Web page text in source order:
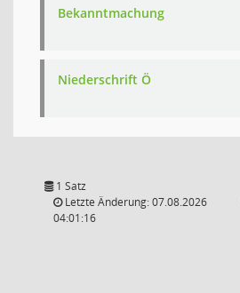
Bekanntmachung
Niederschrift Ö
1 Satz
Letzte Änderung: 07.08.2026
04:01:16